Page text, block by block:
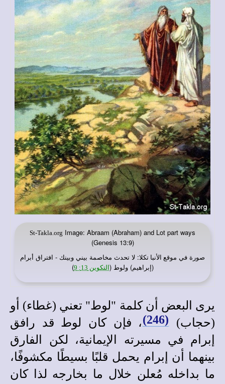
St-Takla.org Image: Abraam (Abraham) and Lot part ways
(Genesis 13:9)
صورة في موقع الأنبا تكلا: لا تحدث مخاصمة بيني وبينك - افتراق أبرام
(إبراهيم) ولوط (التكوين 13: 9 )
يرى البعض أن كلمة "لوط" تعني (غطاء) أو
(حجاب) (246)
، فإن كان لوط قد رافق
إبرام في مسيرته الإيمانية، لكن الفارق
بينهما أن إبرام يحمل قلبًا بسيطًا مكشوفًا،
ما بداخله مُعلن خلال ما بخارجه لذا كان